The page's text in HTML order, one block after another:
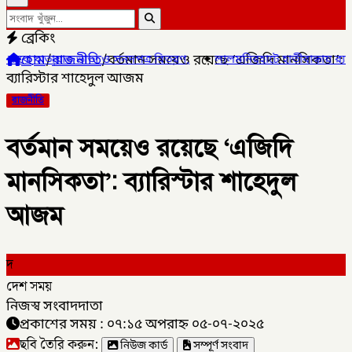
ব্রেকিং
ও সনদপত্র বিতরণ,✦লালমনিরহাটে হাতীবান্ধায় র‌্যাব-১৩ অভিযানে
হোম/রাজনীতি/বর্তমান সময়েও রয়েছে ‘এজিদি মানসিকতা’:
ব্যারিস্টার শাহেদুল আজম
রাজনীতি
বর্তমান সময়েও রয়েছে ‘এজিদি
মানসিকতা’: ব্যারিস্টার শাহেদুল
আজম
দ
দেশ সময়
নিজস্ব সংবাদদাতা
প্রকাশের সময় : ০৭:১৫ অপরাহ্ন ০৫-০৭-২০২৫
ছবি তৈরি করুন: নিউজ কার্ড সম্পূর্ণ সংবাদ